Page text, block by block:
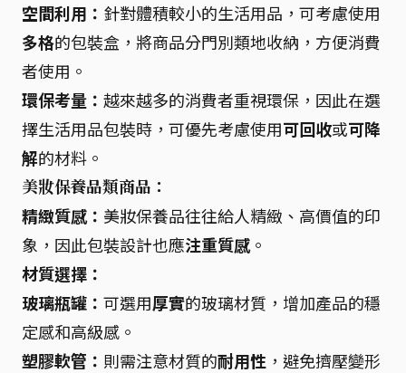
空間利用： 針對體積較小的生活用品，可考慮使用
多格的包裝盒，將商品分門別類地收納，方便消費
者使用。
環保考量： 越來越多的消費者重視環保，因此在選
擇生活用品包裝時，可優先考慮使用可回收或可降
解的材料。
美妝保養品類商品：
精緻質感： 美妝保養品往往給人精緻、高價值的印
象，因此包裝設計也應注重質感。
材質選擇：
玻璃瓶罐： 可選用厚實的玻璃材質，增加產品的穩
定感和高級感。
塑膠軟管： 則需注意材質的耐用性 ，避免擠壓變形